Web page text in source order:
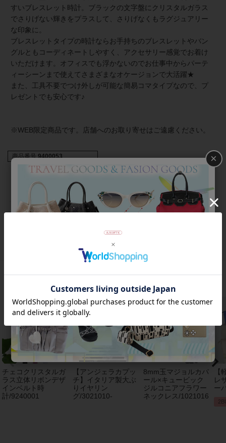
すいブレスレット時計。ブラックの文字盤にクリスタルガラス
でさりげない輝きをプラスして、さりげなくもラグジュアリー
な印象に。
ブレスレットタイプの時計ならお手持ちのブレスレットやバン
グルともコーディネートしやすく、アクセサリー感覚でお着け
いただけます。オフィスでも浮かないのでお仕事中からパーテ
ィーシーンまで使えてさまざまなオケージョンで大活躍★
また、工具不要でつけ外しが可能な簡易コマタイプなので、プ
レゼントでも安心です♪
※WEB限定商品です。店舗へのお取り寄せはご遠慮ください。
商品番号 9400053
チェコクリスタルガ
ラス立体リボンデザ
インベルト時
計/9240001
【アンジェラカプッ
チ】イタリア製大ぶ
りイヤリン
グ/3021010-
8mm玉マジョルカパ
ール×キュービック
ジルコニアフラワー
ネックレス/1021016
【
レ
ー
×